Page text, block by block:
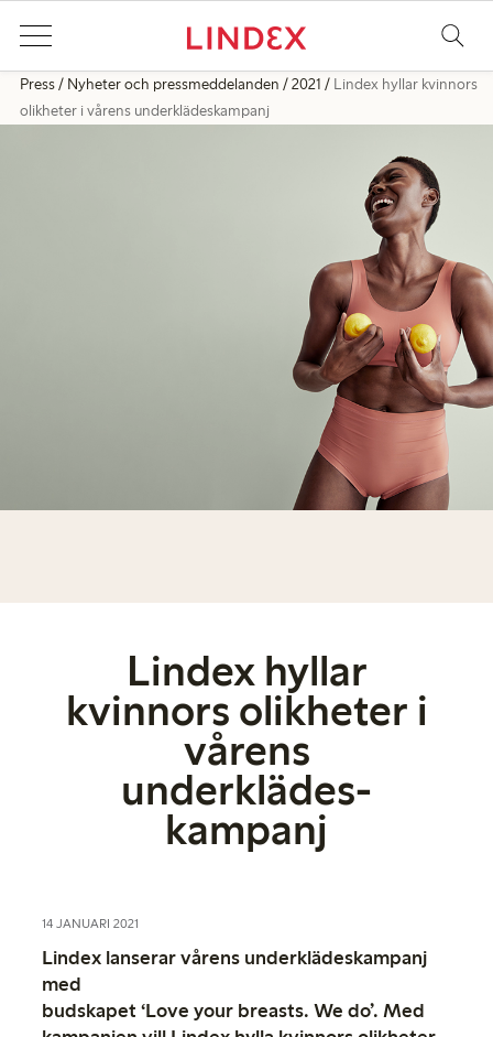
Press Nyheter och pressmeddelanden 2021
Lindex hyllar kvinnors
olikheter i vårens underklädes­kampanj
Lindex hyllar
kvinnors olikheter i
vårens
underklädes­
kampanj
14 JANUARI 2021
Lindex lanserar vårens underklädes­kampanj
med
budskapet ‘Love your breasts. We do’. Med